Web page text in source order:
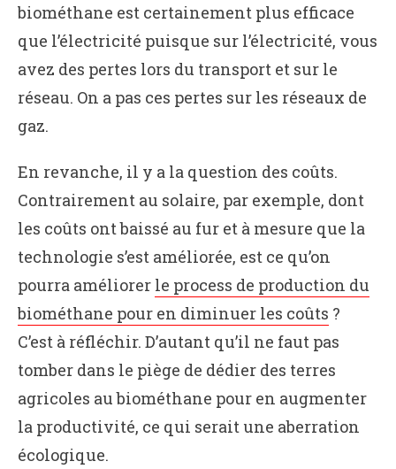
biométhane est certainement plus efficace
que l’électricité puisque sur l’électricité, vous
avez des pertes lors du transport et sur le
réseau. On a pas ces pertes sur les réseaux de
gaz.
En revanche, il y a la question des coûts.
Contrairement au solaire, par exemple, dont
les coûts ont baissé au fur et à mesure que la
technologie s’est améliorée, est ce qu’on
pourra améliorer le process de production du
biométhane pour en diminuer les coûts ?
C’est à réfléchir. D’autant qu’il ne faut pas
tomber dans le piège de dédier des terres
agricoles au biométhane pour en augmenter
la productivité, ce qui serait une aberration
écologique.